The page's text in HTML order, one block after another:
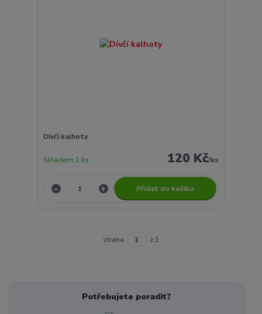
Dívčí kalhoty
120 Kč/ks
Skladem 1 ks
Přidat do košíku
strana z 1
Potřebujete poradit?